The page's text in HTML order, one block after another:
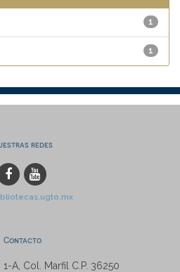
1
1
redes
Contacto
1-A, Col. Marfil C.P. 36250